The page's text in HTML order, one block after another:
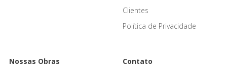
Clientes
Política de Privacidade
Nossas Obras Contato